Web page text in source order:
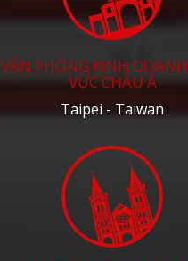
VĂN PHÒNG KINH
VỰC CHÂU Á
Taipei - Taiwan